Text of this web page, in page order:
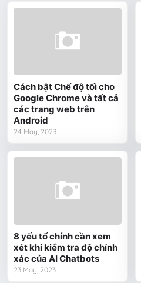
Cách bật Chế độ tối cho
Google Chrome và tất cả
các trang web trên
Android
24 May, 2023
8 yếu tố chính cần xem
xét khi kiểm tra độ chính
xác của AI Chatbots
23 May, 2023